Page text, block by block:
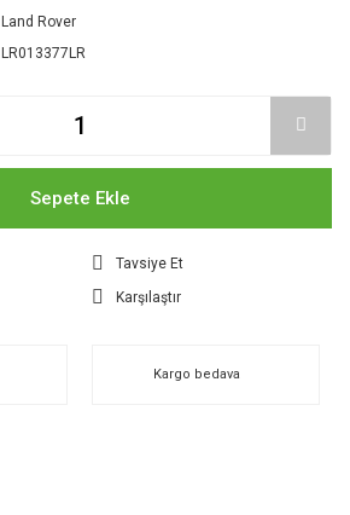
Land Rover
LR013377LR
Sepete Ekle
Tavsiye Et
Karşılaştır
Kargo bedava